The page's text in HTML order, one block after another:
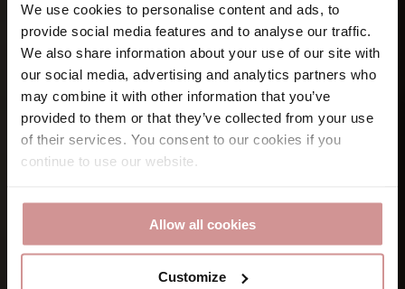
We use cookies to personalise content and ads, to
provide social media features and to analyse our traffic.
We also share information about your use of our site with
our social media, advertising and analytics partners who
may combine it with other information that you’ve
provided to them or that they’ve collected from your use
of their services. You consent to our cookies if you
continue to use our website.
Allow all cookies
Customize